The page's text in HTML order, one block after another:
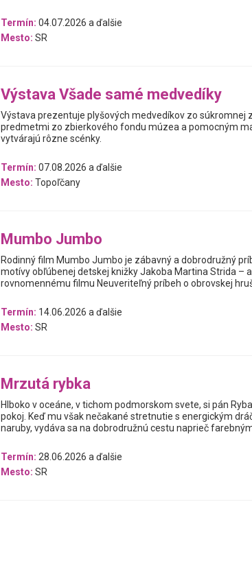
Termín: 04.07.2026 a ďalšie
Mesto: SR
Výstava Všade samé medvedíky
Výstava prezentuje plyšových medvedíkov zo súkromnej
predmetmi zo zbierkového fondu múzea a pomocným
vytvárajú rôzne scénky.
Termín: 07.08.2026 a ďalšie
Mesto: Topoľčany
Mumbo Jumbo
Rodinný film Mumbo Jumbo je zábavný a dobrodružný
motívy obľúbenej detskej knižky Jakoba Martina Strida –
rovnomennému filmu Neuveriteľný príbeh o obrovskej
Termín: 14.06.2026 a ďalšie
Mesto: SR
Mrzutá rybka
Hlboko v oceáne, v tichom podmorskom svete, si pán
pokoj. Keď mu však nečakané stretnutie s energickým
naruby, vydáva sa na dobrodružnú cestu naprieč
Termín: 28.06.2026 a ďalšie
Mesto: SR